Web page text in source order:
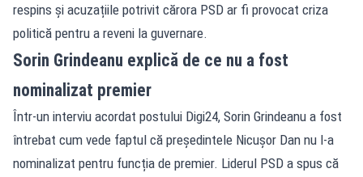
respins și acuzațiile potrivit cărora PSD ar fi provocat criza
politică pentru a reveni la guvernare.
Sorin Grindeanu explică de ce nu a fost
nominalizat premier
Într-un interviu acordat postului Digi24, Sorin Grindeanu a fost
întrebat cum vede faptul că președintele Nicușor Dan nu l-a
nominalizat pentru funcția de premier. Liderul PSD a spus că